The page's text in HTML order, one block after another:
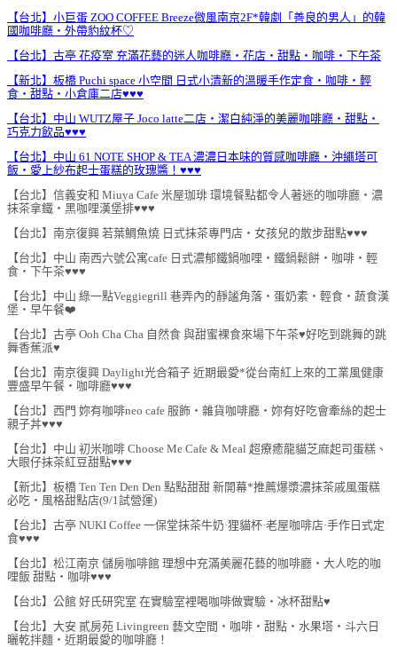
【台北】小巨蛋 ZOO COFFEE Breeze微風南京2F*韓劇「善良的男人」的韓
國咖啡廳‧外帶豹紋杯♡
【台北】古亭 花疫室 充滿花藝的迷人咖啡廳‧花店‧甜點‧咖啡‧下午茶
【新北】板橋 Puchi space 小空間 日式小清新的溫暖手作定食‧咖啡‧輕
食‧甜點‧小倉庫二店♥♥♥
【台北】中山 WUTZ屋子 Joco latte二店‧潔白純淨的美麗咖啡廳‧甜點‧
巧克力飲品♥♥♥
【台北】中山 61 NOTE SHOP & TEA 濃濃日本味的質感咖啡廳‧沖繩塔可
飯‧愛上紗布起士蛋糕的玫瑰醬！♥♥♥
【台北】信義安和 Miuya Cafe 米屋珈琲 環境餐點都令人著迷的咖啡廳‧濃
抹茶拿鐵‧黑咖哩漢堡排♥♥♥
【台北】南京復興 若葉鯛魚燒 日式抹茶專門店‧女孩兒的散步甜點♥♥♥
【台北】中山 南西六號公寓cafe 日式濃郁鐵鍋咖哩‧鐵鍋鬆餅‧咖啡‧輕
食‧下午茶♥♥♥
【台北】中山 綠一點Veggiegrill 巷弄內的靜謐角落‧蛋奶素‧輕食‧蔬食漢
堡‧早午餐❤️
【台北】古亭 Ooh Cha Cha 自然食 與甜蜜裸食來場下午茶♥好吃到跳舞的跳
舞香蕉派♥
【台北】南京復興 Daylight光合箱子 近期最愛*從台南紅上來的工業風健康
豐盛早午餐‧咖啡廳♥♥♥
【台北】西門 妳有咖啡neo cafe 服飾‧雜貨咖啡廳‧妳有好吃會牽絲的起士
親子丼♥♥♥
【台北】中山 初米咖啡 Choose Me Cafe & Meal 超療癒龍貓芝麻起司蛋糕、
大眼仔抹茶紅豆甜點♥♥♥
【新北】板橋 Ten Ten Den Den 點點甜甜 新開幕*推薦爆漿濃抹茶戚風蛋糕
必吃‧風格甜點店(9/1試營運)
【台北】古亭 NUKI Coffee 一保堂抹茶牛奶·狸貓杯·老屋咖啡店·手作日式定
食♥♥♥
【台北】松江南京 儲房咖啡館 理想中充滿美麗花藝的咖啡廳‧大人吃的咖
哩飯 甜點‧咖啡♥♥♥
【台北】公館 好氏研究室 在實驗室裡喝咖啡做實驗‧冰杯甜點♥
【台北】大安 貳房苑 Livingreen 藝文空間‧咖啡‧甜點‧水果塔‧斗六日
曬乾拌麵‧近期最愛的咖啡廳！